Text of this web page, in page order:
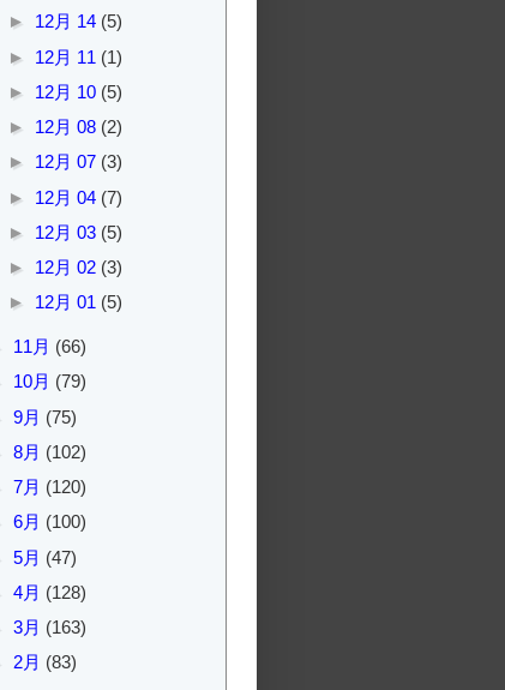
► 12月 14 (5)
► 12月 11 (1)
► 12月 10 (5)
► 12月 08 (2)
► 12月 07 (3)
► 12月 04 (7)
► 12月 03 (5)
► 12月 02 (3)
► 12月 01 (5)
11月 (66)
10月 (79)
9月 (75)
8月 (102)
7月 (120)
6月 (100)
5月 (47)
4月 (128)
3月 (163)
2月 (83)